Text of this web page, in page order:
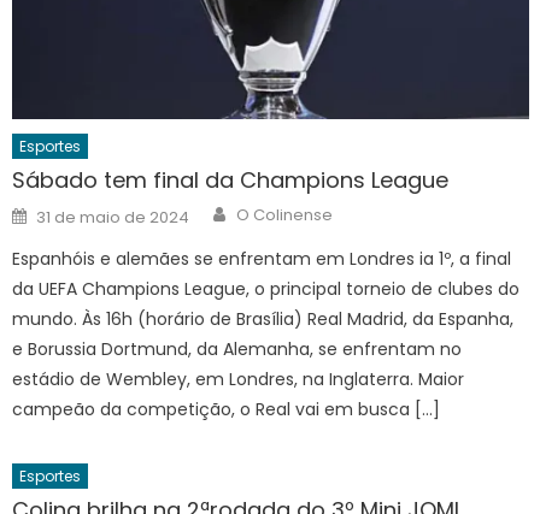
Esportes
Sábado tem final da Champions League
Posted
on
31 de maio de 2024 Author
O Colinense
Espanhóis e alemães se enfrentam em Londres ia 1º, a final
da UEFA Champions League, o principal torneio de clubes do
mundo. Às 16h (horário de Brasília) Real Madrid, da Espanha,
e Borussia Dortmund, da Alemanha, se enfrentam no
estádio de Wembley, em Londres, na Inglaterra. Maior
campeão da competição, o Real vai em busca […]
Esportes